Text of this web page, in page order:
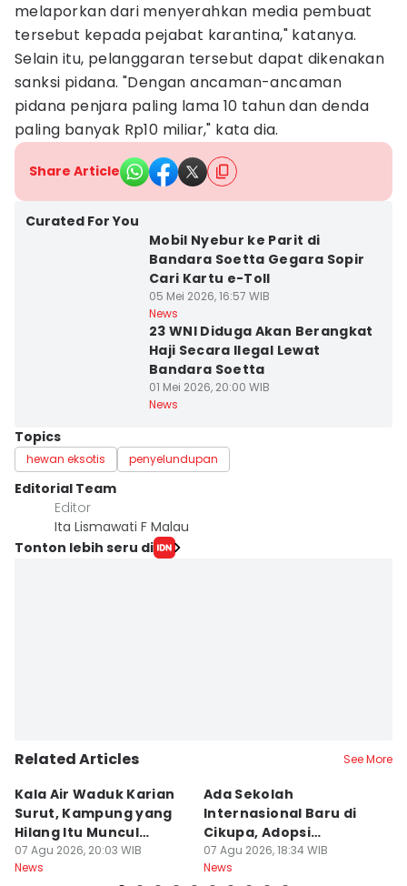
melaporkan dari menyerahkan media pembuat
tersebut kepada pejabat karantina," katanya.
Selain itu, pelanggaran tersebut dapat dikenakan
sanksi pidana. "Dengan ancaman-ancaman
pidana penjara paling lama 10 tahun dan denda
paling banyak Rp10 miliar," kata dia.
Share Article
Curated For You
Mobil Nyebur ke Parit di
Bandara Soetta Gegara Sopir
Cari Kartu e-Toll
05 Mei 2026, 16:57 WIB
News
23 WNI Diduga Akan Berangkat
Haji Secara Ilegal Lewat
Bandara Soetta
01 Mei 2026, 20:00 WIB
News
Topics
hewan eksotis penyelundupan
Editorial Team
Editor
Ita Lismawati F Malau
Tonton lebih seru di
Related Articles See More
Kala Air Waduk Karian
Surut, Kampung yang
Hilang Itu Muncul
Kembali
07 Agu 2026, 20:03 WIB
News
Ada Sekolah
Internasional Baru di
Cikupa, Adopsi
Kurikulum Singapura
07 Agu 2026, 18:34 WIB
News